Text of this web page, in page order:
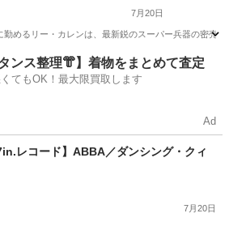
7月20日
めるリー・カレンは、最新鋭のスーパー兵器の密売
DVD/ブルーレイ レーザーディスク
タンス整理👘】着物をまとめて査定
てもOK！最大限買取します
Ad
レコード】ABBA／ダンシング・クィ
7月20日